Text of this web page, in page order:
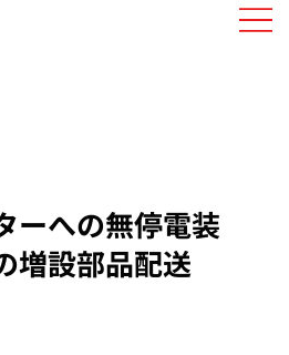
ーへの無停電装
増設部品配送